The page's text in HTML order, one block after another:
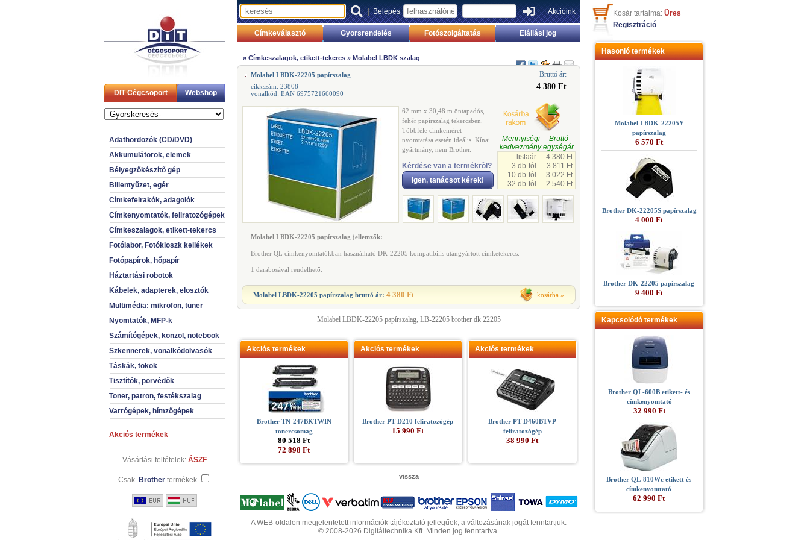
DIT Cégcsoport Webshop
Adathordozók (CD/DVD)
Akkumulátorok, elemek
Bélyegzőkészítő gép
Billentyűzet, egér
Címkefelrakók, adagolók
Címkenyomtatók, feliratozógépek
Címkeszalagok, etikett-tekercs
Fotólabor, Fotókioszk kellékek
Fotópapírok, hőpapír
Háztartási robotok
Kábelek, adapterek, elosztók
Multimédia: mikrofon, tuner
Nyomtatók, MFP-k
Számítógépek, konzol, notebook
Szkennerek, vonalkódolvasók
Táskák, tokok
Tisztítók, porvédők
Toner, patron, festékszalag
Varrógépek, hímzőgépek
Akciós termékek
Vásárlási feltételek: ÁSZF
Csak Brother termékek
|Belépés |Akcióink
Címkeválasztó Gyorsrendelés Fotószolgáltatás Elállási jog
» Címkeszalagok, etikett-tekercs » Molabel LBDK szalag
Molabel LBDK-22205 papírszalag
cikkszám: 23808
vonalkód: EAN 6975721660090
Bruttó ár:
4 380 Ft
62 mm x 30,48 m öntapadós,
fehér papírszalag tekercsben.
Többféle címkeméret
nyomtatása esetén ideális. Kínai
gyártmány, nem Brother.
Kérdése van a termékrõl?
Igen, tanácsot kérek!
Mennyiségi Bruttó
kedvezmény egységár
listaár
4 380 Ft
3 db-tól
3 811 Ft
10 db-tól
3 022 Ft
32 db-tól
2 540 Ft
Molabel LBDK-22205 papírszalag jellemzők:
Brother QL címkenyomtatókban használható DK-22205 kompatibilis utángyártott címketekercs.
1 darabosával rendelhető.
Molabel LBDK-22205 papírszalag bruttó ár: 4 380 Ft kosárba »
Molabel LBDK-22205 papírszalag, LB-22205 brother dk 22205
Akciós termékek
Brother TN-247BKTWIN
tonercsomag
80 518 Ft
72 898 Ft
Akciós termékek
Brother PT-D210 feliratozógép
15 990 Ft
Akciós termékek
Brother PT-D460BTVP
feliratozógép
38 990 Ft
vissza
A WEB-oldalon megjelentetett információk tájékoztató jellegűek, a változásának jogát fenntartjuk.
© 2008-2026 Digitáltechnika Kft. Minden jog fenntartva.
Kosár tartalma: Üres
Regisztráció
Hasonló termékek
Molabel LBDK-22205Y
papírszalag
6 570 Ft
Brother DK-22205S papírszalag
4 000 Ft
Brother DK-22205 papírszalag
9 400 Ft
Kapcsolódó termékek
Brother QL-600B etikett- és
címkenyomtató
32 990 Ft
Brother QL-810Wc etikett és
címkenyomtató
62 990 Ft